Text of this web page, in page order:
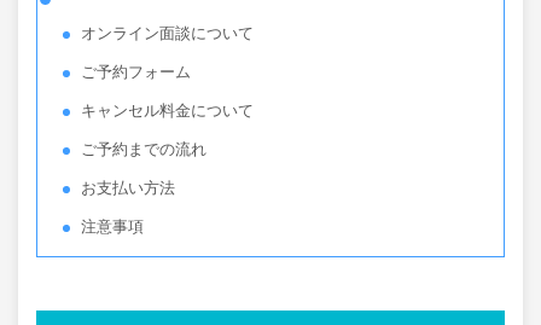
オンライン面談について
ご予約フォーム
キャンセル料金について
ご予約までの流れ
お支払い方法
注意事項